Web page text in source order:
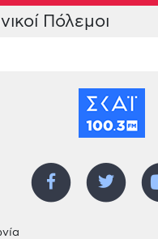
Πόλεμοι